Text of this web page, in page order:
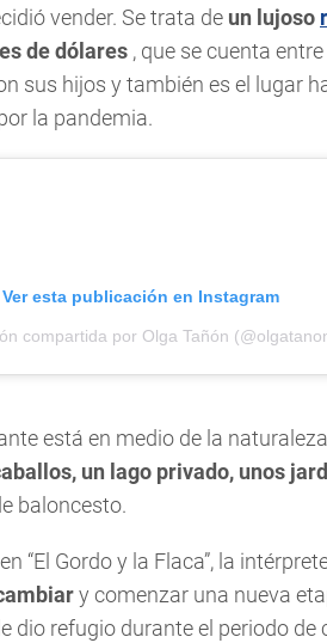
vender. Se trata de un lujoso
de dólares , que se cuenta
sus hijos y también es el lugar
la pandemia.
Ver esta publicación en Instagram
compartida por Olga Tañón
está en medio de la
un lago privado, unos
baloncesto.
“El Gordo y la Flaca”, la
y comenzar una nueva
dio refugio durante el periodo